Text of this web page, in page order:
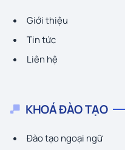
Giới thiệu
Tin tức
Liên hệ
KHOÁ ĐÀO TẠO
Đào tạo ngoại ngữ